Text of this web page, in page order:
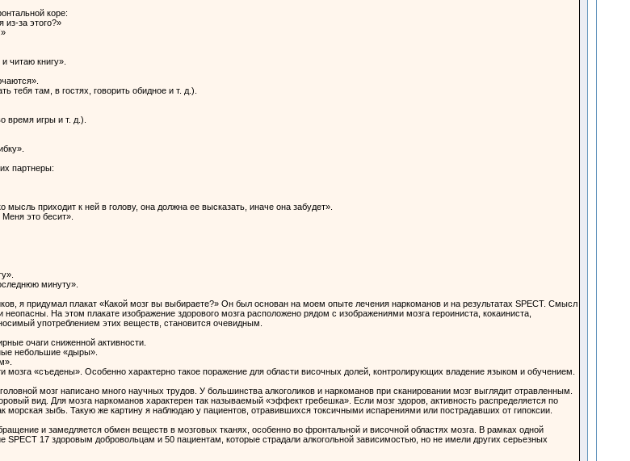
коре:
из-за этого?»
читаю книгу».
тебя там, в гостях, говорить обидное и т. д.).
время игры и т. д.).
партнеры:
приходит к ней в голову, она должна ее высказать, иначе она забудет».
это бесит».
минуту».
я придумал плакат «Какой мозг вы выбираете?» Он был основан на моем опыте лечения наркоманов и на результатах SPECT. Смысл
На этом плакате изображение здорового мозга расположено рядом с изображениями мозга героиниста, кокаиниста,
употреблением этих веществ, становится очевидным.
очаги сниженной активности.
небольшие «дыры».
мозга «съедены». Особенно характерно такое поражение для области височных долей, контролирующих владение языком и обучением.
мозг написано много научных трудов. У большинства алкоголиков и наркоманов при сканировании мозг выглядит отравленным.
вид. Для мозга наркоманов характерен так называемый «эффект гребешка». Если мозг здоров, активность распределяется по
морская зыбь. Такую же картину я наблюдаю у пациентов, отравившихся токсичными испарениями или пострадавших от гипоксии.
и замедляется обмен веществ в мозговых тканях, особенно во фронтальной и височной областях мозга. В рамках одной
17 здоровым добровольцам и 50 пациентам, которые страдали алкогольной зависимостью, но не имели других серьезных